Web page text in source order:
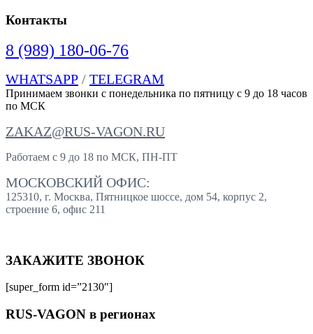
Контакты
8 (989) 180-06-76
WHATSAPP / TELEGRAM
Принимаем звонки с понедельника по пятницу с 9 до 18 часов
по МСК
ZAKAZ@RUS-VAGON.RU
Работаем с 9 до 18 по МСК, ПН-ПТ
МОСКОВСКИЙ ОФИС:
125310, г. Москва, Пятницкое шоссе, дом 54, корпус 2,
строение 6, офис 211
ЗАКАЖИТЕ ЗВОНОК
[super_form id=”2130″]
RUS-VAGON в регионах